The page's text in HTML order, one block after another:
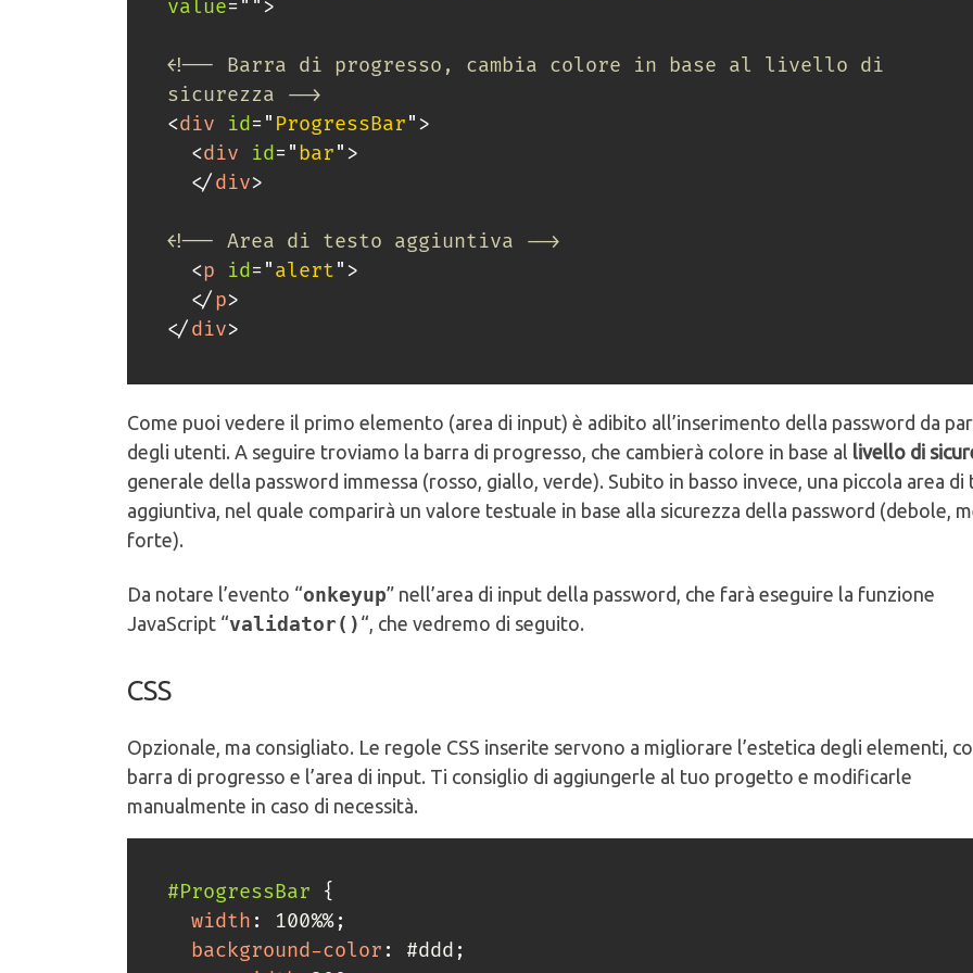
value=" ">
<!-- Barra di progresso, cambia colore in base al livello di
sicurezza -->
<div id=" ProgressBar">
<div id="bar">
</div>
<!-- Area di testo aggiuntiva -->
<p id="alert">
</p>
</div>
Come puoi vedere il primo elemento (area di input) è adibito all’inserimento della password da
degli utenti. A seguire troviamo la barra di progresso, che cambierà colore in base al livello di
generale della password immessa (rosso, giallo, verde). Subito in basso invece, una piccola area di
aggiuntiva, nel quale comparirà un valore testuale in base alla sicurezza della password (debole,
forte).
Da notare l’evento “onkeyup” nell’area di input della password, che farà eseguire la funzione
JavaScript “validator() “, che vedremo di seguito.
CSS
Opzionale, ma consigliato. Le regole CSS inserite servono a migliorare l’estetica degli elementi,
barra di progresso e l’area di input. Ti consiglio di aggiungerle al tuo progetto e modificarle
manualmente in caso di necessità.
#ProgressBar
{
width : 100%%;
background-color : #ddd ;